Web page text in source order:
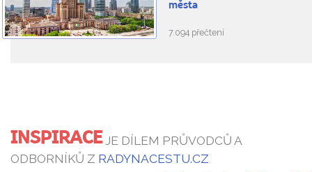
města
7.094 přečtení
INSPIRACEJE DÍLEM PRŮVODCŮ A
ODBORNÍKŮ Z RADYNACESTU.CZ